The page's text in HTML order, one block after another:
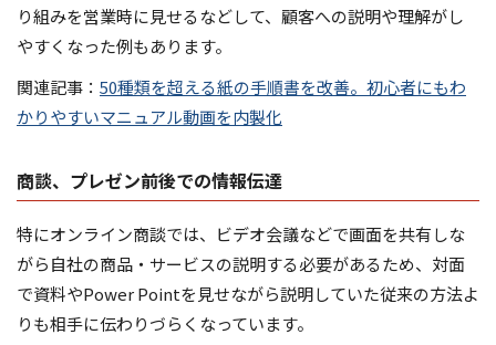
り組みを営業時に見せるなどして、顧客への説明や理解がし
やすくなった例もあります。
関連記事： 50種類を超える紙の手順書を改善。初心者にもわ
かりやすいマニュアル動画を内製化
商談、プレゼン前後での情報伝達
特にオンライン商談では、ビデオ会議などで画面を共有しな
がら自社の商品・サービスの説明する必要があるため、対面
で資料やPower Pointを見せながら説明していた従来の方法よ
りも相手に伝わりづらくなっています。